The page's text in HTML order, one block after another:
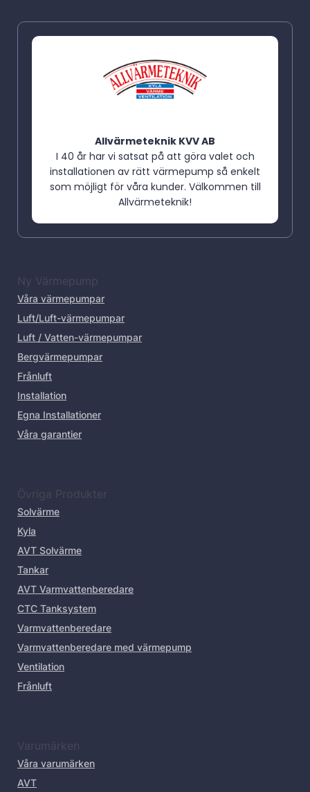
Allvärmeteknik KVV AB
I 40 år har vi satsat på att göra valet och
installationen av rätt värmepump så enkelt
som möjligt för våra kunder. Välkommen till
Allvärmeteknik!
Ny Värmepump
Våra värmepumpar
Luft/Luft-värmepumpar
Luft / Vatten-värmepumpar
Bergvärmepumpar
Frånluft
Installation
Egna Installationer
Våra garantier
Övriga Produkter
Solvärme
Kyla
AVT Solvärme
Tankar
AVT Varmvattenberedare
CTC Tanksystem
Varmvattenberedare
Varmvattenberedare med värmepump
Ventilation
Frånluft
Varumärken
Våra varumärken
AVT